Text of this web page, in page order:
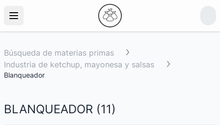
Búsqueda de materias primas
Industria de ketchup, mayonesa y salsas
Blanqueador
BLANQUEADOR (11)